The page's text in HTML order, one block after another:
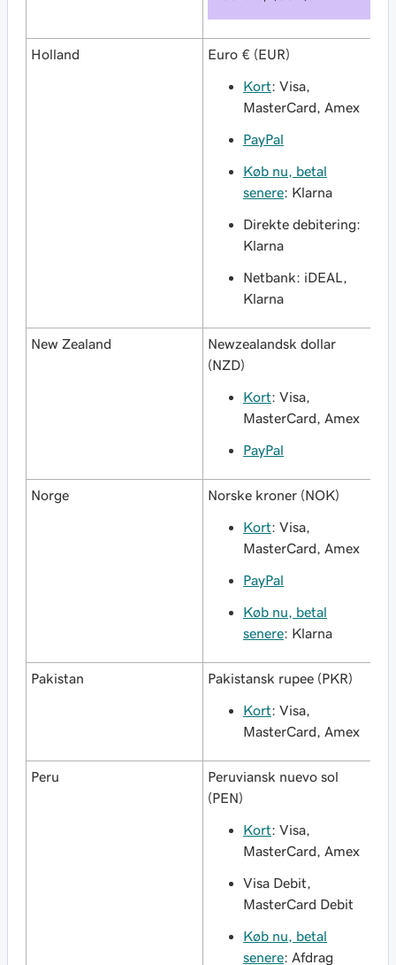
Holland Euro € (EUR)
Kort: Visa,
MasterCard, Amex
PayPal
Køb nu, betal
senere: Klarna
Direkte debitering:
Klarna
Netbank: iDEAL,
Klarna
New Zealand
Newzealandsk dollar
(NZD)
Kort: Visa,
MasterCard, Amex
PayPal
Norge Norske kroner (NOK)
Kort: Visa,
MasterCard, Amex
PayPal
Køb nu, betal
senere: Klarna
Pakistan Pakistansk rupee (PKR)
Kort: Visa,
MasterCard, Amex
Peru
Peruviansk nuevo sol
(PEN)
Kort: Visa,
MasterCard, Amex
Visa Debit,
MasterCard Debit
Køb nu, betal
senere: Afdrag